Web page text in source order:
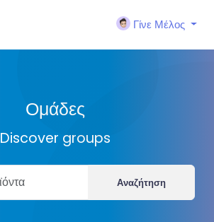
Γίνε Μέλος
Ομάδες
Discover groups
Αναζήτηση